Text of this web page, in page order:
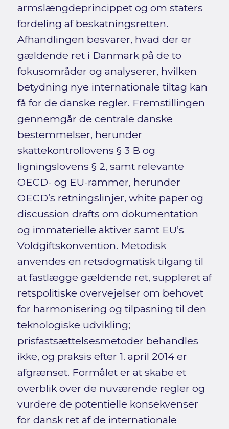
armslængdeprincippet og om staters
fordeling af beskatningsretten.
Afhandlingen besvarer, hvad der er
gældende ret i Danmark på de to
fokusområder og analyserer, hvilken
betydning nye internationale tiltag kan
få for de danske regler. Fremstillingen
gennemgår de centrale danske
bestemmelser, herunder
skattekontrollovens § 3 B og
ligningslovens § 2, samt relevante
OECD- og EU-rammer, herunder
OECD’s retningslinjer, white paper og
discussion drafts om dokumentation
og immaterielle aktiver samt EU’s
Voldgiftskonvention. Metodisk
anvendes en retsdogmatisk tilgang til
at fastlægge gældende ret, suppleret af
retspolitiske overvejelser om behovet
for harmonisering og tilpasning til den
teknologiske udvikling;
prisfastsættelsesmetoder behandles
ikke, og praksis efter 1. april 2014 er
afgrænset. Formålet er at skabe et
overblik over de nuværende regler og
vurdere de potentielle konsekvenser
for dansk ret af de internationale